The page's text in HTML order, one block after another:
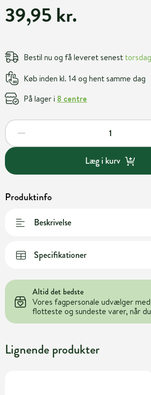
39,95 kr.
Bestil nu og få leveret senest
Køb inden kl. 14 og hent samme dag
På lager i 8 centre
Læg i kurv
Produktinfo
Beskrivelse
Specifikationer
Altid det bedste
Vores fagpersonale udvælger
flotteste og sundeste varer, når
Lignende produkter